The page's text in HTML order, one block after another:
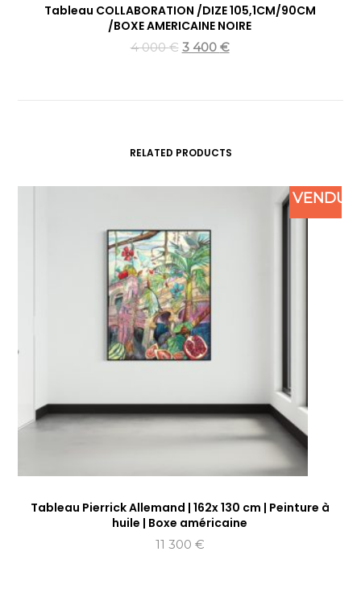
Tableau COLLABORATION /DIZE 105,1CM/90CM
/BOXE AMERICAINE NOIRE
4 000€ 3 400 €
RELATED PRODUCTS
VENDU
Tableau Pierrick Allemand | 162x 130 cm | Peinture à
huile | Boxe américaine
11 300 €